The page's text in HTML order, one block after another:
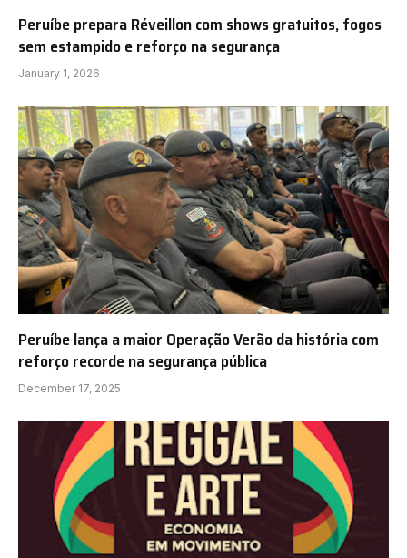
Peruíbe prepara Réveillon com shows gratuitos, fogos
sem estampido e reforço na segurança
January 1, 2026
Peruíbe lança a maior Operação Verão da história com
reforço recorde na segurança pública
December 17, 2025